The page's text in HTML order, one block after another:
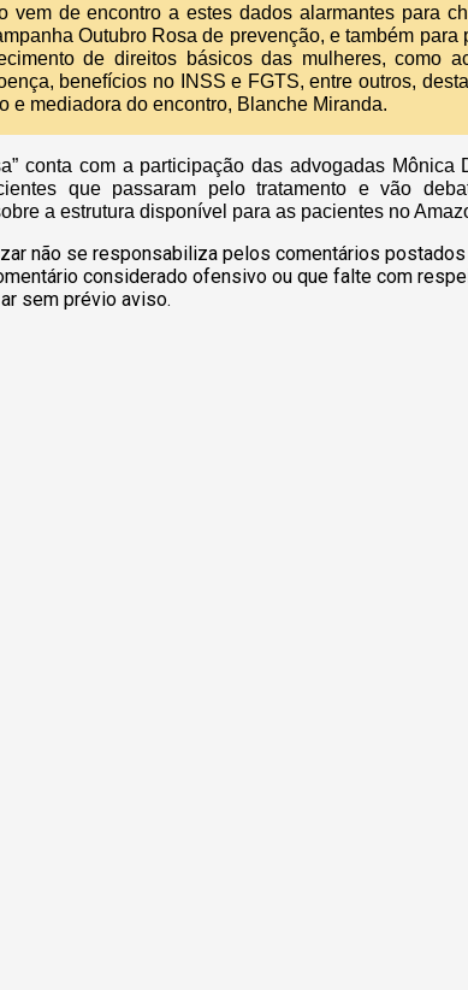
vem de encontro a estes dados alarmantes para
Outubro Rosa de prevenção, e também
de direitos básicos das mulheres, como
benefícios no INSS e FGTS, entre outros,
e mediadora do encontro, Blanche Miranda.
conta com a participação das advogadas
que passaram pelo tratamento e vão
a estrutura disponível para as pacientes no
não se responsabiliza pelos comentários
considerado ofensivo ou que falte com
sem prévio aviso.